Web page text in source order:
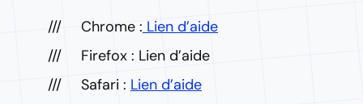
Chrome : Lien d’aide
Firefox : Lien d’aide
Safari : Lien d’aide